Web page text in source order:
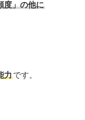
度」の他に
力です。